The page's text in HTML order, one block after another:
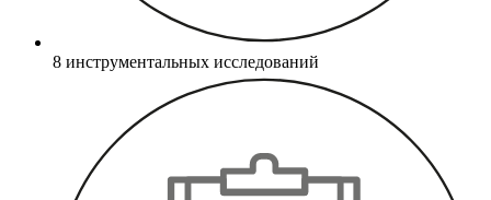
8 инструментальных исследований